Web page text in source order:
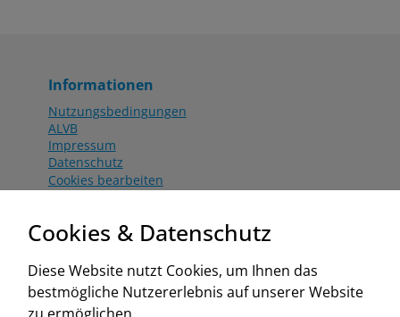
Informationen
Nutzungsbedingungen
ALVB
Impressum
Datenschutz
Cookies bearbeiten
Aktionsbedingungen
www.worahnik.at
Zentrale Köttlach
Cookies & Datenschutz
Diese Website nutzt Cookies, um Ihnen das
bestmögliche Nutzererlebnis auf unserer Website